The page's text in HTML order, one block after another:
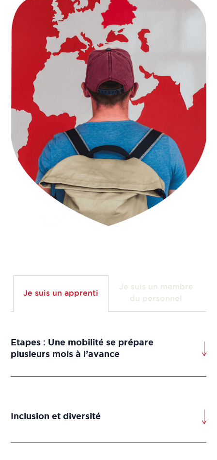
Je suis un apprenti
Je suis un membre
du personnel
Etapes : Une mobilité se prépare
plusieurs mois à l’avance
Inclusion et diversité